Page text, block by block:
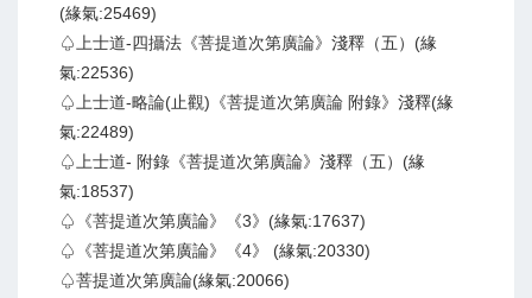
(緣氣:25469)
♤上士道-四攝法《菩提道次第廣論》淺釋（五）(緣
氣:22536)
♤上士道-略論(止觀)《菩提道次第廣論 附錄》淺釋(緣
氣:22489)
♤上士道- 附錄《菩提道次第廣論》淺釋（五）(緣
氣:18537)
♤《菩提道次第廣論》《3》(緣氣:17637)
♤《菩提道次第廣論》《4》 (緣氣:20330)
♤菩提道次第廣論(緣氣:20066)